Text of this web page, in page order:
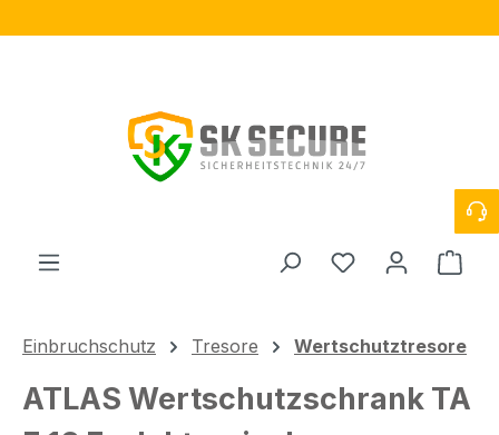
Du hast 0
Einbruchschutz Tresore Wertschutztresore
ATLAS Wertschutzschrank TA